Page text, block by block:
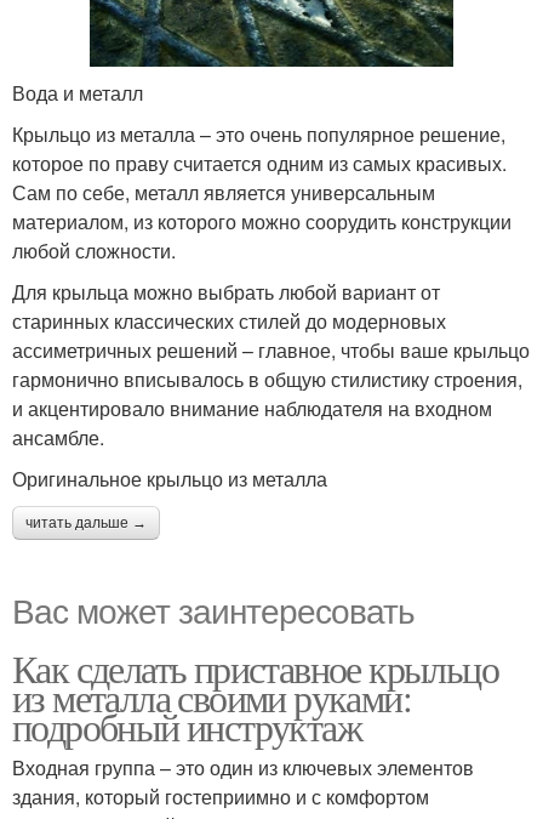
Вода и металл
Крыльцо из металла – это очень популярное решение,
которое по праву считается одним из самых красивых.
Сам по себе, металл является универсальным
материалом, из которого можно соорудить конструкции
любой сложности.
Для крыльца можно выбрать любой вариант от
старинных классических стилей до модерновых
ассиметричных решений – главное, чтобы ваше крыльцо
гармонично вписывалось в общую стилистику строения,
и акцентировало внимание наблюдателя на входном
ансамбле.
Оригинальное крыльцо из металла
читать дальше →
Вас может заинтересовать
Как сделать приставное крыльцо
из металла своими руками:
подробный инструктаж
Входная группа – это один из ключевых элементов
здания, который гостеприимно и с комфортом